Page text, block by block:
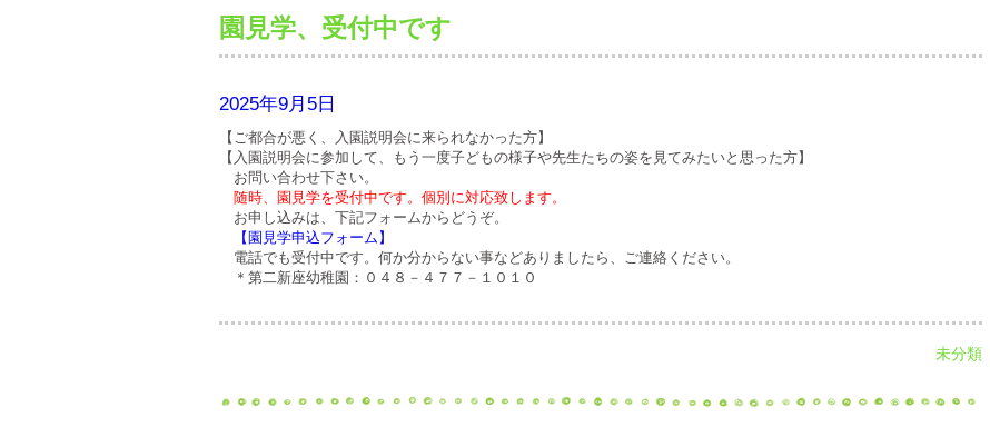
園見学、受付中です
2025年9月5日
【ご都合が悪く、入園説明会に来られなかった方】
【入園説明会に参加して、もう一度子どもの様子や先生たちの姿を見てみたいと思った方】
お問い合わせ下さい。
随時、園見学を受付中です。個別に対応致します。
お申し込みは、下記フォームからどうぞ。
【園見学申込フォーム】
電話でも受付中です。何か分からない事などありましたら、ご連絡ください。
＊第二新座幼稚園：０４８－４７７－１０１０
未分類